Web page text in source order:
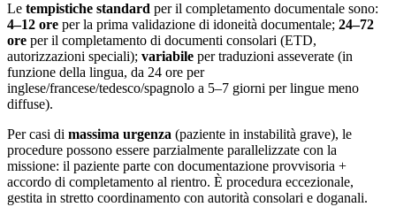
Le tempistiche standard per il completamento documentale sono:
4–12 ore per la prima validazione di idoneità documentale; 24–72
ore per il completamento di documenti consolari (ETD,
autorizzazioni speciali); variabile per traduzioni asseverate (in
funzione della lingua, da 24 ore per
inglese/francese/tedesco/spagnolo a 5–7 giorni per lingue meno
diffuse).
Per casi di massima urgenza (paziente in instabilità grave), le
procedure possono essere parzialmente parallelizzate con la
missione: il paziente parte con documentazione provvisoria +
accordo di completamento al rientro. È procedura eccezionale,
gestita in stretto coordinamento con autorità consolari e doganali.